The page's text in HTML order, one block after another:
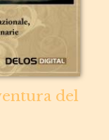
del